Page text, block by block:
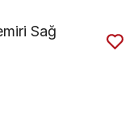
Sağ